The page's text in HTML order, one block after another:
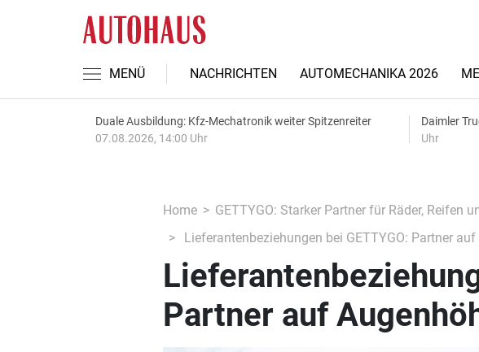
MENÜ NACHRICHTEN AUTOMECHANIKA 2026
Duale Ausbildung: Kfz-Mechatronik weiter Spitzenreiter
07.08.2026, 14:00 Uhr
Daimler
Uhr
Home
GETTYGO: Starker Partner für Räder, Reifen
Lieferantenbeziehungen bei GETTYGO: Partner
Partner auf